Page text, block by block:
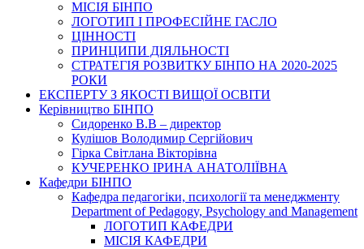
МІСІЯ БІНПО
ЛОГОТИП І ПРОФЕСІЙНЕ ГАСЛО
ЦІННОСТІ
ПРИНЦИПИ ДІЯЛЬНОСТІ
СТРАТЕГІЯ РОЗВИТКУ БІНПО НА 2020-2025
РОКИ
ЕКСПЕРТУ З ЯКОСТІ ВИЩОЇ ОСВІТИ
Керівництво БІНПО
Сидоренко В.В – директор
Кулішов Володимир Сергійович
Гірка Світлана Вікторівна
КУЧЕРЕНКО ІРИНА АНАТОЛІЇВНА
Кафедри БІНПО
Кафедра педагогіки, психології та менеджменту
Department of Pedagogy, Psychology and Management
ЛОГОТИП КАФЕДРИ
МІСІЯ КАФЕДРИ